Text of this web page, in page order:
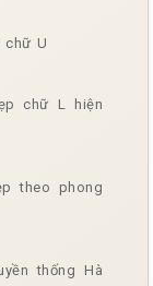
chữ U
chữ L hiện
theo phong
thống Hà